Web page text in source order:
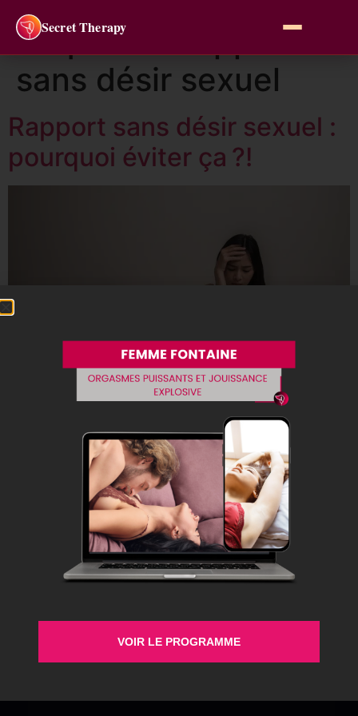
Secret Therapy
Étiquette :
rapport
sans désir sexuel
Rapport sans désir sexuel :
pourquoi éviter ça ?!
Avoir un rapport sexuel sans désir, c’est quelque chose
que nous les femmes, nous faisons quelquefois. Parfois,
ça arrive aussi aux hommes. Généralement, ça arrive
quand on se dit que c’est une obligation, qu’il faut le
faire pour faire plaisir à l’autre, à son/sa partenaire. Pour
les hommes, parfois, ils le font parce qu’ils sont […]
Secret Therapy
désir, le lien et la relation.VOIR LE PROGRAMME